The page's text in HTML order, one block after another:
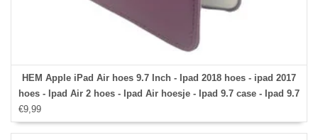
HEM Apple iPad Air hoes 9.7 Inch - Ipad 2018 hoes - ipad 2017
hoes - Ipad Air 2 hoes - Ipad Air hoesje - Ipad 9.7 case - Ipad 9.7
Autowake Draaibare Cover - Ipad hoes 2017/2018 - Paars -
Gehele draaibare bescherming voor Ipad
€9,99